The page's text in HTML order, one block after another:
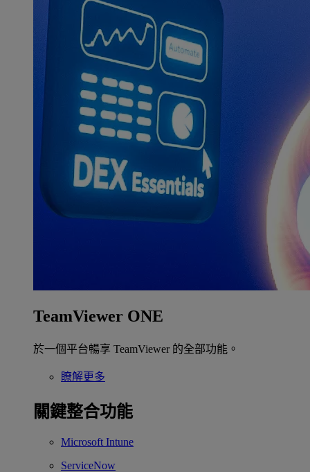
TeamViewer ONE
於一個平台暢享 TeamViewer 的全部功能。
瞭解更多
關鍵整合功能
Microsoft Intune
ServiceNow